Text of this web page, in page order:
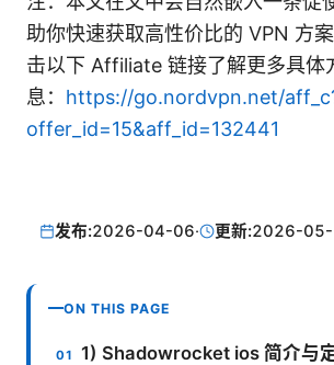
助你快速获取高性价比的 VPN 方
击以下 Affiliate 链接了解更多具体
息： https://go.nordvpn.net/
offer_id=15&aff_id=132441
发布:2026-04-06· 更新:2026-
ON THIS PAGE
1) Shadowrocket ios 简介与